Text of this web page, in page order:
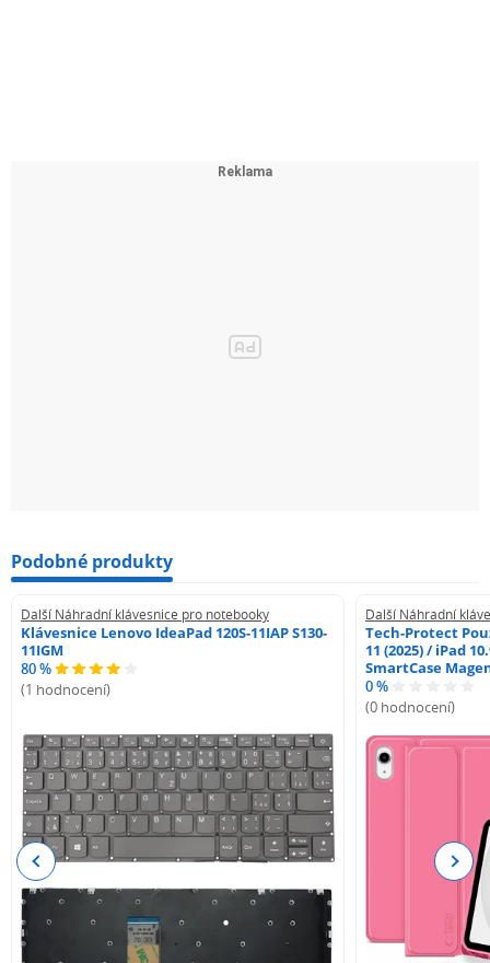
Podobné produkty
Další Náhradní klávesnice pro notebooky
Klávesnice Lenovo IdeaPad 120S-11IAP S130-
11IGM
80 %
(1 hodnocení)
Další Náhradní
Tech-Protect
11 (2025) / iPad
SmartCase
0 %
(0 hodnocení)
Previous Next